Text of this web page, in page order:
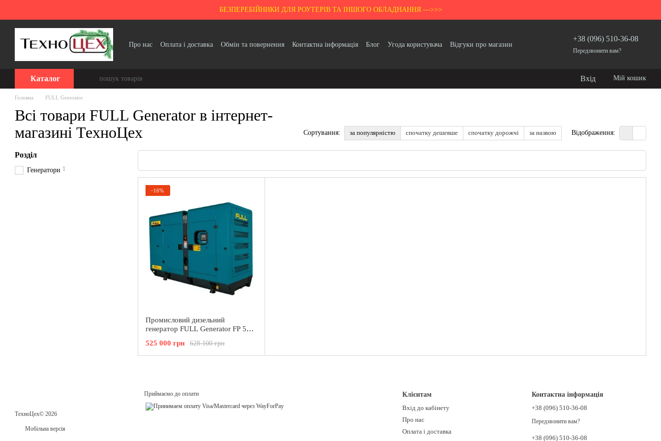
БЕЗПЕРЕБІЙНИКИ ДЛЯ РОУТЕРІВ ТА ІНШОГО ОБЛАДНАННЯ --->>>
Про нас Оплата і доставка Обмін та повернення Контактна інформація Блог Угода користувача
Відгуки про магазин
+38 (096) 510-36-08
Передзвонити вам?
Каталог Вхід Мій кошик
Головна FULL Generator
Всі товари FULL Generator в інтернет-
магазині ТехноЦех
Сортування: за популярністю спочатку дешевше спочатку дорожчі за назвою Відображення:
−16%
Промисловий дизельний
генератор FULL Generator FP 50
628 100 грн
525 000 грн
Розділ
Генератори 1
ТехноЦех© 2026
Мобільна версія
Приймаємо до оплати
Клієнтам
Вхід до кабінету
Про нас
Оплата і доставка
Контактна інформація
+38 (096) 510-36-08
Передзвонити вам?
+38 (096) 510-36-08